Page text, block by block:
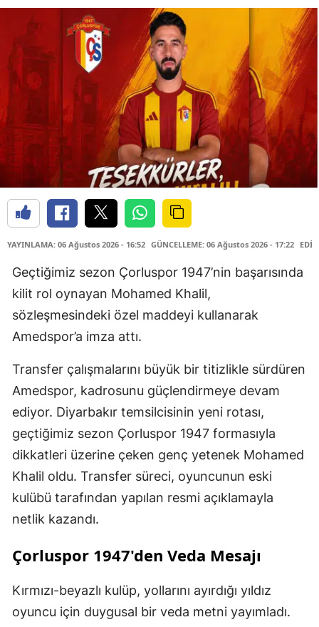
YAYINLAMA: 06 Ağustos 2026 - 16:52 GÜNCELLEME: 06 Ağustos 2026 - 17:22
Geçtiğimiz sezon Çorluspor 1947’nin başarısında
kilit rol oynayan Mohamed Khalil,
sözleşmesindeki özel maddeyi kullanarak
Amedspor’a imza attı.
Transfer çalışmalarını büyük bir titizlikle sürdüren
Amedspor, kadrosunu güçlendirmeye devam
ediyor. Diyarbakır temsilcisinin yeni rotası,
geçtiğimiz sezon Çorluspor 1947 formasıyla
dikkatleri üzerine çeken genç yetenek Mohamed
Khalil oldu. Transfer süreci, oyuncunun eski
kulübü tarafından yapılan resmi açıklamayla
netlik kazandı.
Çorluspor 1947'den Veda Mesajı
Kırmızı-beyazlı kulüp, yollarını ayırdığı yıldız
oyuncu için duygusal bir veda metni yayımladı.